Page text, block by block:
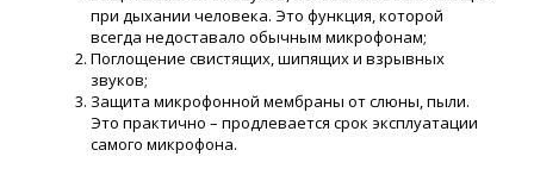
при дыхании человека. Это функция, которой
всегда недоставало обычным микрофонам;
Поглощение свистящих, шипящих и взрывных
звуков;
Защита микрофонной мембраны от слюны, пыли.
Это практично – продлевается срок эксплуатации
самого микрофона.